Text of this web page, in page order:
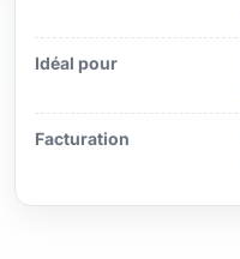
Idéal pour
Facturation